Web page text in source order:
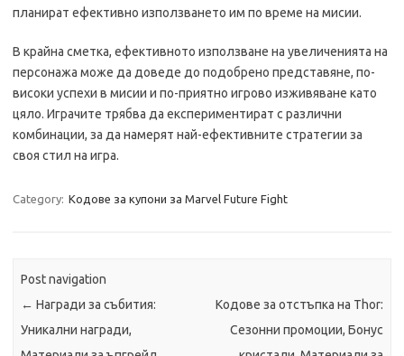
планират ефективно използването им по време на мисии.
В крайна сметка, ефективното използване на увеличенията на
персонажа може да доведе до подобрено представяне, по-
високи успехи в мисии и по-приятно игрово изживяване като
цяло. Играчите трябва да експериментират с различни
комбинации, за да намерят най-ефективните стратегии за
своя стил на игра.
Category: Кодове за купони за Marvel Future Fight
Post navigation
← Награди за събития:
Уникални награди,
Кодове за отстъпка на Thor:
Сезонни промоции, Бонус